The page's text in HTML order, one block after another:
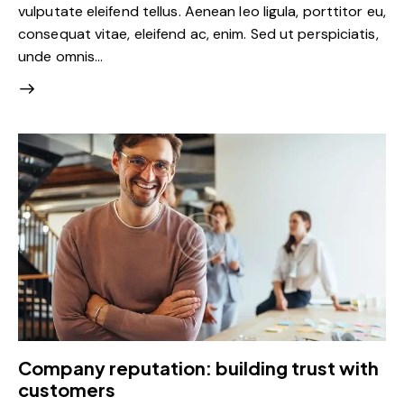
vulputate eleifend tellus. Aenean leo ligula, porttitor eu,
consequat vitae, eleifend ac, enim. Sed ut perspiciatis,
unde omnis…
Company reputation: building trust with
customers